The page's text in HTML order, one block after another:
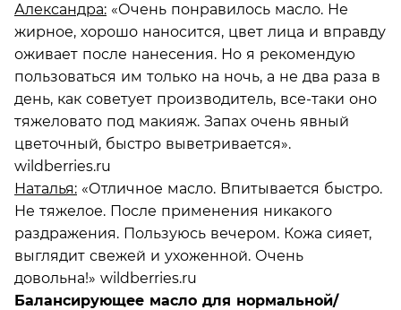
Александра: «Очень понравилось масло. Не
жирное, хорошо наносится, цвет лица и вправду
оживает после нанесения. Но я рекомендую
пользоваться им только на ночь, а не два раза в
день, как советует производитель, все-таки оно
тяжеловато под макияж. Запах очень явный
цветочный, быстро выветривается».
wildberries.ru
Наталья: «Отличное масло. Впитывается быстро.
Не тяжелое. После применения никакого
раздражения. Пользуюсь вечером. Кожа сияет,
выглядит свежей и ухоженной. Очень
довольна!» wildberries.ru
Балансирующее масло для нормальной/